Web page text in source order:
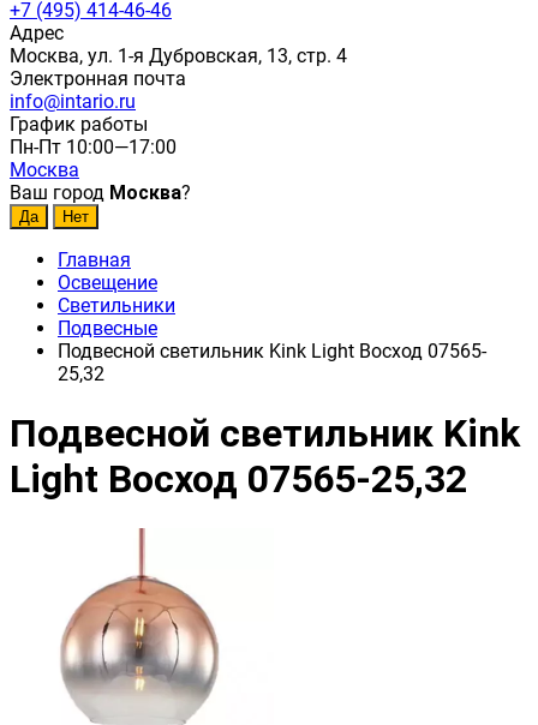
+7 (495) 414-46-46
Адрес
Москва, ул. 1-я Дубровская, 13, стр. 4
Электронная почта
info@intario.ru
График работы
Пн-Пт 10:00—17:00
Москва
Ваш город Москва?
Главная
Освещение
Светильники
Подвесные
Подвесной светильник Kink Light Восход 07565-
25,32
Подвесной светильник Kink
Light Восход 07565-25,32